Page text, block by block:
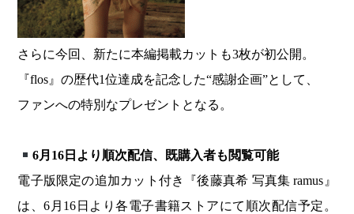
さらに今回、新たに本編掲載カットも3枚が初公開。
『flos』の歴代1位達成を記念した“感謝企画”として、
ファンへの特別なプレゼントとなる。
6月16日より順次配信、既購入者も閲覧可能
電子版限定の追加カット付き『後藤真希 写真集 ramus』
は、6月16日より各電子書籍ストアにて順次配信予定。